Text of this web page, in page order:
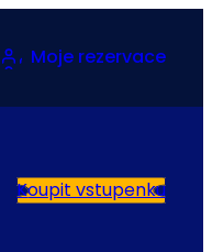
Moje rezervace
Koupit vstupenku